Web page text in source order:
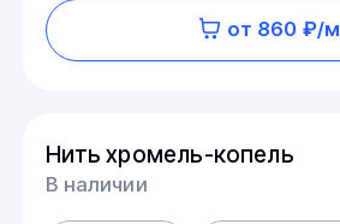
от 860 ₽/м
Нить хромель-копель
В наличии